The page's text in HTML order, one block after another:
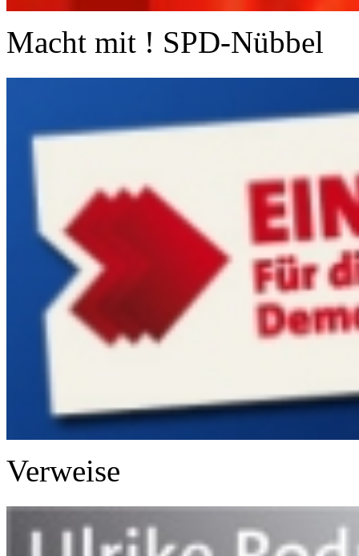
Macht mit ! SPD-Nübbel
Verweise